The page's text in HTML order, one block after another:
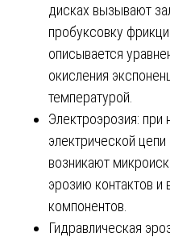
дисках вызывают
пробуксовку
описывается
окисления
температурой.
Электроэрозия: при
электрической
возникают
эрозию контактов и
компонентов.
Гидравлическая